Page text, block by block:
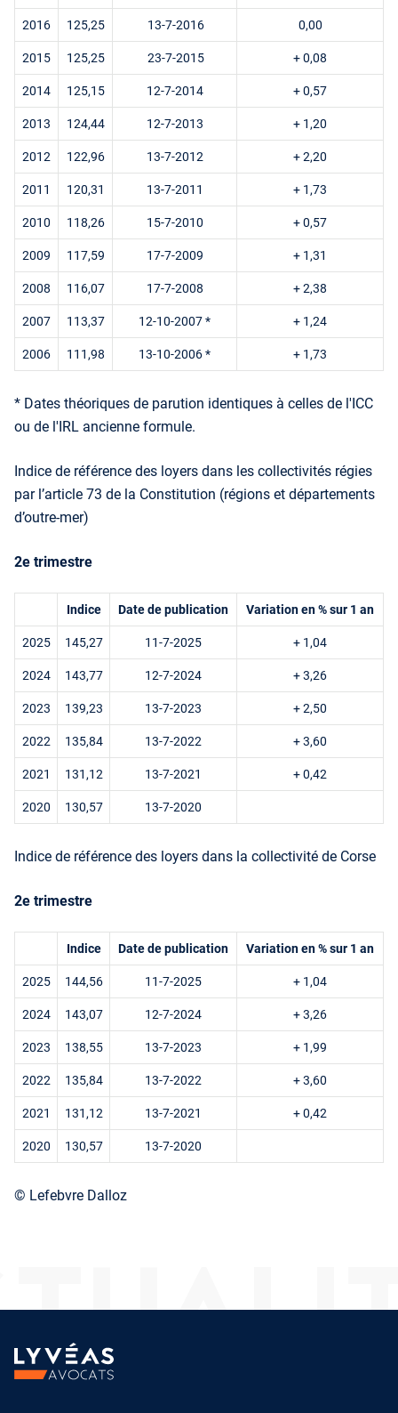
2016 125,25 13-7-2016 0,00
2015 125,25 23-7-2015 + 0,08
2014 125,15 12-7-2014 + 0,57
2013 124,44 12-7-2013 + 1,20
2012 122,96 13-7-2012 + 2,20
2011 120,31 13-7-2011 + 1,73
2010 118,26 15-7-2010 + 0,57
2009 117,59 17-7-2009 + 1,31
2008 116,07 17-7-2008 + 2,38
2007 113,37 12-10-2007 * + 1,24
2006 111,98 13-10-2006 * + 1,73
* Dates théoriques de parution identiques à celles de l'ICC
ou de l'IRL ancienne formule.
Indice de référence des loyers dans les collectivités régies
par l’article 73 de la Constitution (régions et départements
d’outre-mer)
2e trimestre
Indice Date de publication Variation en % sur 1 an
2025 145,27 11-7-2025 + 1,04
2024 143,77 12-7-2024 + 3,26
2023 139,23 13-7-2023 + 2,50
2022 135,84 13-7-2022 + 3,60
2021 131,12 13-7-2021 + 0,42
2020 130,57 13-7-2020
Indice de référence des loyers dans la collectivité de Corse
2e trimestre
Indice Date de publication Variation en % sur 1 an
2025 144,56 11-7-2025 + 1,04
2024 143,07 12-7-2024 + 3,26
2023 138,55 13-7-2023 + 1,99
2022 135,84 13-7-2022 + 3,60
2021 131,12 13-7-2021 + 0,42
2020 130,57 13-7-2020
© Lefebvre Dalloz